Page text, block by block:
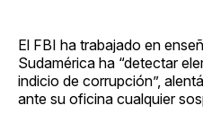
El FBI ha trabajado en
Sudamérica ha “detectar
indicio de corrupción”,
ante su oficina cualquier